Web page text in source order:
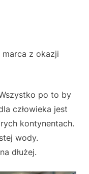
marca z okazji
po to by
człowieka jest
kontynentach.
wody.
dłużej.